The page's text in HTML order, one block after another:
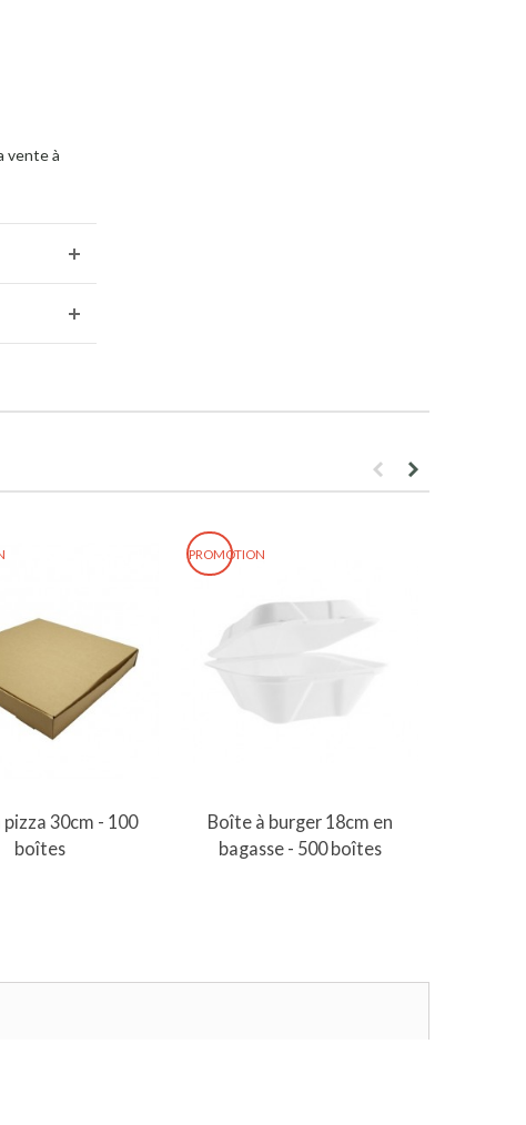
vente à
au panier
30cm - 100
boîtes
PROMOTION
Ajouter au panier
Boîte à burger 18cm en
bagasse - 500 boîtes